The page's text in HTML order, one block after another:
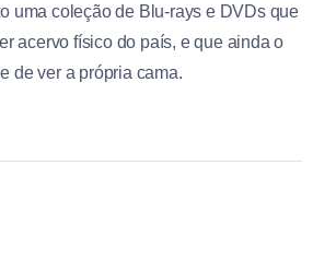
uma coleção de Blu-rays e DVDs que
acervo físico do país, e que ainda o
de ver a própria cama.